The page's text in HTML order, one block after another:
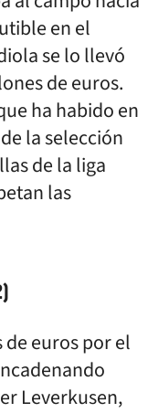
en el
se lo llevó
de euros.
ha habido en
la selección
de la liga
las
euros por el
Leverkusen,